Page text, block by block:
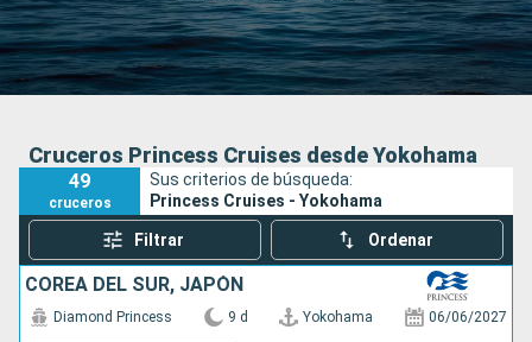
Fecha de salida
Puertos Compañías
Cruceros Princess Cruises desde Yokohama
49
cruceros
Sus criterios de búsqueda:
Princess Cruises - Yokohama
Filtrar Ordenar
COREA DEL SUR, JAPÓN
Diamond Princess 9 d Yokohama 06/06/2027